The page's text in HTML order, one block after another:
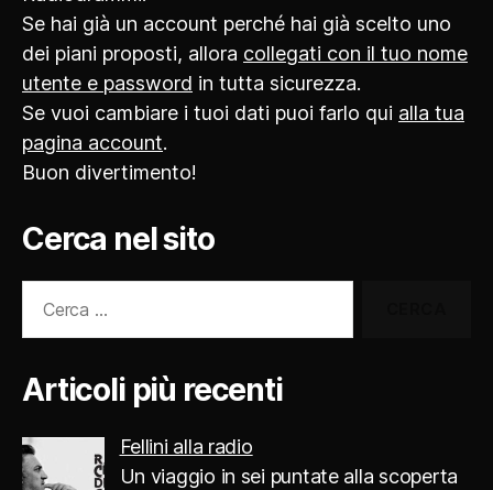
Se hai già un account perché hai già scelto uno
dei piani proposti, allora collegati con il tuo nome
utente e password in tutta sicurezza.
Se vuoi cambiare i tuoi dati puoi farlo qui alla tua
pagina account.
Buon divertimento!
Cerca nel sito
Articoli più recenti
Fellini alla radio
Un viaggio in sei puntate alla scoperta